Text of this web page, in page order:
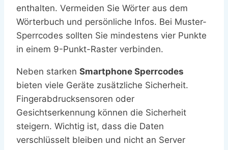
enthalten. Vermeiden Sie Wörter aus dem
Wörterbuch und persönliche Infos. Bei Muster-
Sperrcodes sollten Sie mindestens vier Punkte
in einem 9-Punkt-Raster verbinden.
Neben starken Smartphone Sperrcodes
bieten viele Geräte zusätzliche Sicherheit.
Fingerabdrucksensoren oder
Gesichtserkennung können die Sicherheit
steigern. Wichtig ist, dass die Daten
verschlüsselt bleiben und nicht an Server